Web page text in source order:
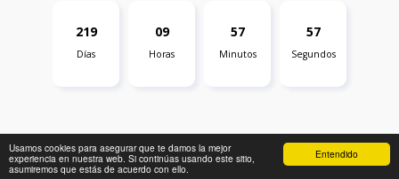
Entendido
Usamos cookies para asegurar que te damos la mejor
experiencia en nuestra web. Si continúas usando este sitio,
asumiremos que estás de acuerdo con ello.
219
Días
09
Horas
57
Minutos
56
Segundos